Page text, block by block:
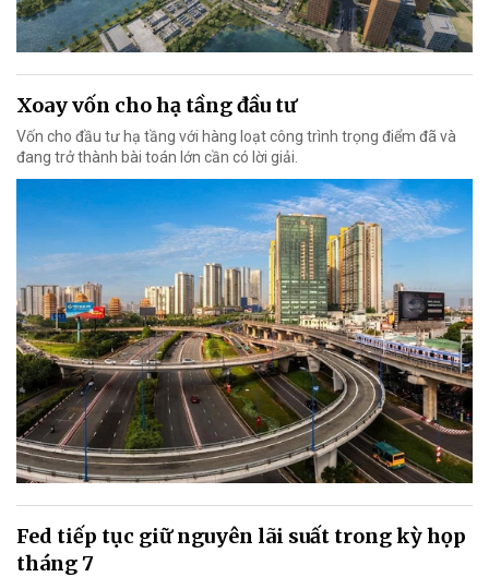
Xoay vốn cho hạ tầng đầu tư
Vốn cho đầu tư hạ tầng với hàng loạt công trình trọng điểm đã và
đang trở thành bài toán lớn cần có lời giải.
Fed tiếp tục giữ nguyên lãi suất trong kỳ họp
tháng 7